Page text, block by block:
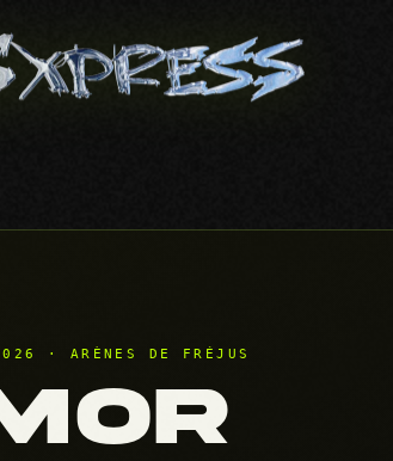
· ARÈNES DE FRÉJUS